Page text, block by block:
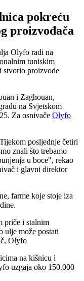
pokreću
proizvođača
Olyfo radi na
tuniskim
stvorio proizvode
i Zaghouan,
na Svjetskom
Za osnivače Olyfo
posljednje četiri
znali što trebamo
u boce", rekao
i glavni direktor
farme koje stoje iza
priče i stalnim
ulje može postati
Olyfo
na kišnicu i
uzgaja oko 150.000